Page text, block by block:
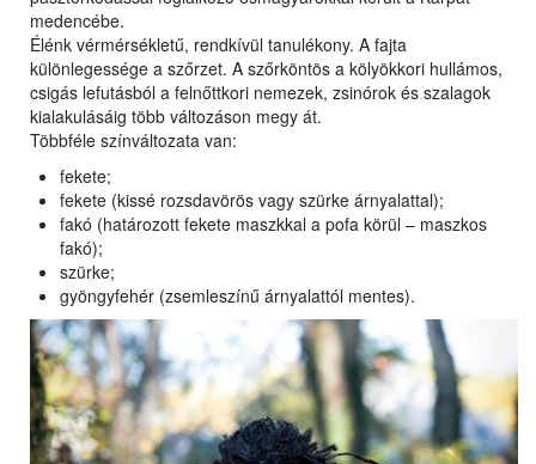
medencébe.
Élénk vérmérsékletű, rendkívül tanulékony. A fajta
különlegessége a szőrzet. A szőrköntös a kölyökkori hullámos,
csigás lefutásból a felnőttkori nemezek, zsinórok és szalagok
kialakulásáig több változáson megy át.
Többféle színváltozata van:
fekete;
fekete (kissé rozsdavörös vagy szürke árnyalattal);
fakó (határozott fekete maszkkal a pofa körül – maszkos
fakó);
szürke;
gyöngyfehér (zsemleszínű árnyalattól mentes).